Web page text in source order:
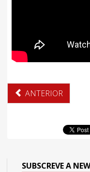
ANTERIOR
SUBSCREVE A